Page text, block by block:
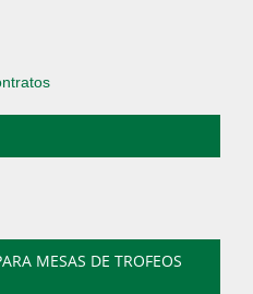
MESAS DE TROFEOS